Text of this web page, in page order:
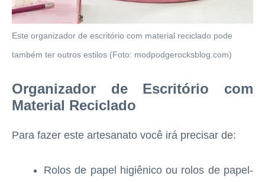
Este organizador de escritório com material reciclado pode
também ter outros estilos (Foto: modpodgerocksblog.com)
Organizador de Escritório com
Material Reciclado
Para fazer este artesanato você irá precisar de:
Rolos de papel higiênico ou rolos de papel-